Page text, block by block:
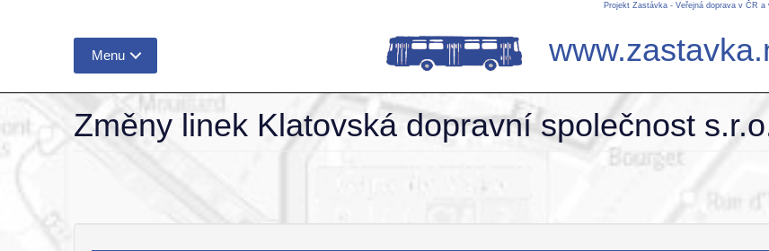
Projekt Zastávka - Veřejná doprava v ČR a
Menu
Změny linek Klatovská dopravní společnost